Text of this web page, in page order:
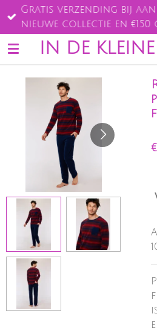
Ga
direct
naar
de
IN DE
Gratis verzending bij
nieuwe collectie en